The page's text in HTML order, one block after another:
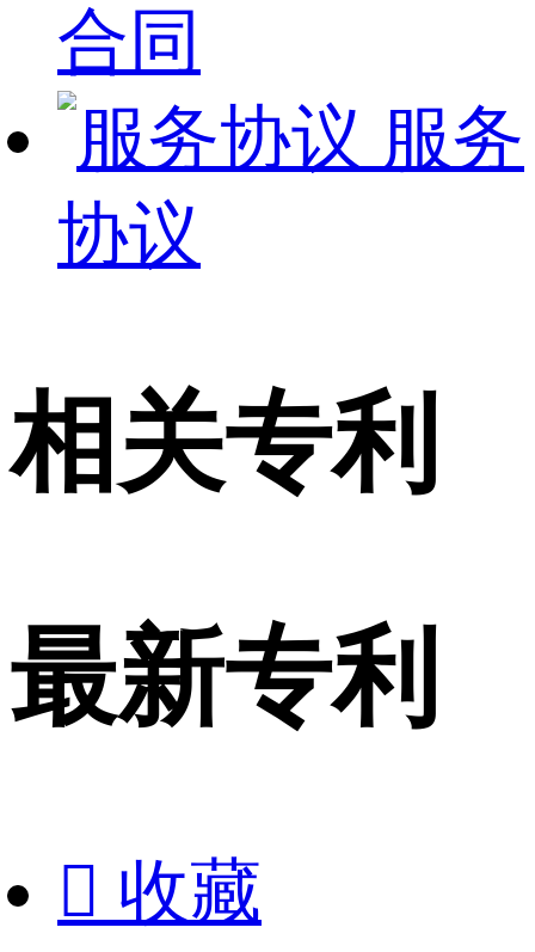
合同
服务
协议
相关专利
最新专利
 收藏